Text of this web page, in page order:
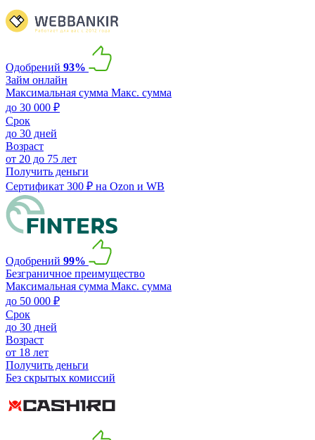
Одобрений 93%
Займ онлайн
Максимальная сумма Макс. сумма
до 30 000 ₽
Срок
до 30 дней
Возраст
от 20 до 75 лет
Получить деньги
Сертификат 300 ₽ на Ozon и WB
Одобрений 99%
Безграничное преимущество
Максимальная сумма Макс. сумма
до 50 000 ₽
Срок
до 30 дней
Возраст
от 18 лет
Получить деньги
Без скрытых комиссий